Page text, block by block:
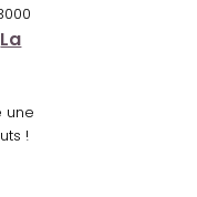
La
une
!